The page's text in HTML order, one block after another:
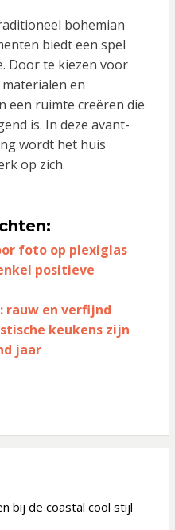
bohemian
biedt een spel
Door te kiezen voor
en
een ruimte creëren die
is. In deze avant-
wordt het huis
op zich.
foto op plexiglas
positieve
rauw en verfijnd
keukens zijn
jaar
bij de coastal cool stijl